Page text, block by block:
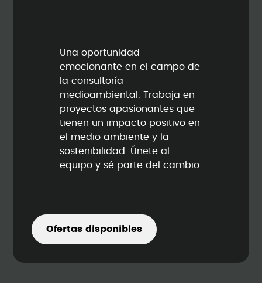
Una oportunidad
emocionante en el campo de
la consultoría
medioambiental. Trabaja en
proyectos apasionantes que
tienen un impacto positivo en
el medio ambiente y la
sostenibilidad. Únete al
equipo y sé parte del cambio.
Ofertas disponibles